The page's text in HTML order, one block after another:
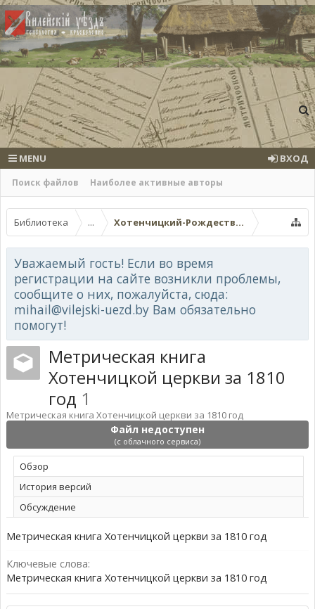
Поиск файлов Наиболее активные авторы
MENU ВХОД
Библиотека ... Хотенчицкий-Рождество-
Уважаемый гость! Если во время
регистрации на сайте возникли проблемы,
сообщите о них, пожалуйста, сюда:
mihail@vilejski-uezd.by Вам обязательно
помогут!
Файл недоступен
(с облачного сервиса)
Метрическая книга
Хотенчицкой церкви за 1810
год 1
Метрическая книга Хотенчицкой церкви за 1810 год
Обзoр
История версий
Обсуждение
Метрическая книга Хотенчицкой церкви за 1810 год
Ключевые слова:
Метрическая книга Хотенчицкой церкви за 1810 год